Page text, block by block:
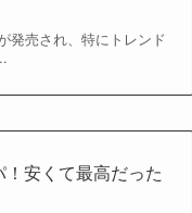
発売され、特にトレンド
安くて最高だった